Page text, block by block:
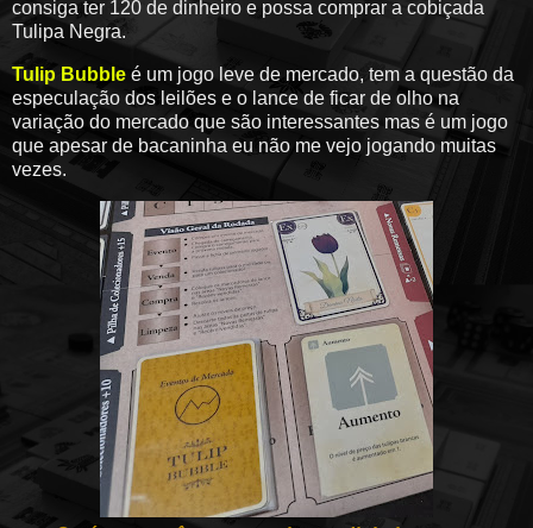
consiga ter 120 de dinheiro e possa comprar a cobiçada
Tulipa Negra.
Tulip Bubble é um jogo leve de mercado, tem a questão da
especulação dos leilões e o lance de ficar de olho na
variação do mercado que são interessantes mas é um jogo
que apesar de bacaninha eu não me vejo jogando muitas
vezes.